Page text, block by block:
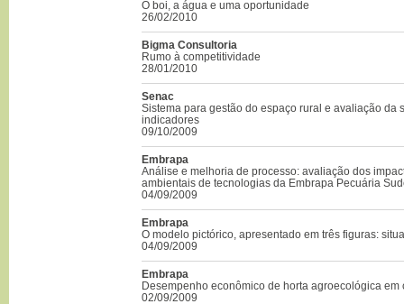
O boi, a água e uma oportunidade
26/02/2010
Bigma Consultoria
Rumo à competitividade
28/01/2010
Senac
Sistema para gestão do espaço rural e avaliação da
indicadores
09/10/2009
Embrapa
Análise e melhoria de processo: avaliação dos
ambientais de tecnologias da Embrapa Pecuária
04/09/2009
Embrapa
O modelo pictórico, apresentado em três figuras:
04/09/2009
Embrapa
Desempenho econômico de horta agroecológica
02/09/2009